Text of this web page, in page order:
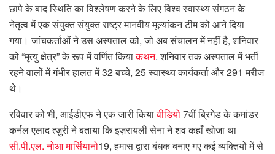
छापे के बाद स्थिति का विश्लेषण करने के लिए विश्व स्वास्थ्य संगठन के
नेतृत्व में एक संयुक्त संयुक्त राष्ट्र मानवीय मूल्यांकन टीम को आने दिया
गया। जांचकर्ताओं ने उस अस्पताल को, जो अब संचालन में नहीं है, शनिवार
को “मृत्यु क्षेत्र” के रूप में वर्णित कियाकथन. शनिवार तक अस्पताल में भर्ती
रहने वालों में गंभीर हालत में 32 बच्चे, 25 स्वास्थ्य कार्यकर्ता और 291 मरीज
थे।
रविवार को भी, आईडीएफ ने एक जारी कियावीडियो7वीं ब्रिगेड के कमांडर
कर्नल एलाद त्ज़ुरी ने बताया कि इज़रायली सेना ने शव कहाँ खोजा था
सी.पी.एल. नोआ मार्सियानो19, हमास द्वारा बंधक बनाए गए कई व्यक्तियों में से